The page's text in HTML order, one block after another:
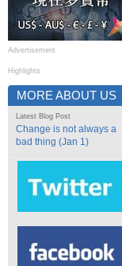
Advertisement
Highlights
MORE ABOUT US
Latest Blog Post
Change is not always a
bad thing (Jan 1)